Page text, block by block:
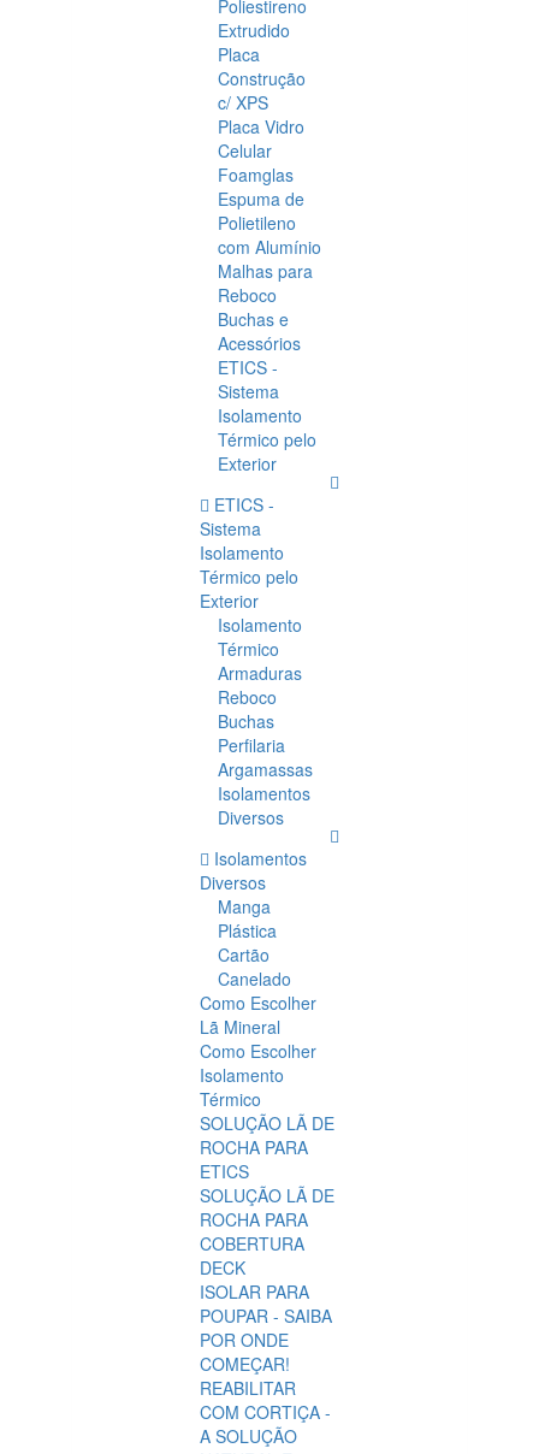
Poliestireno
Extrudido
Placa
Construção
c/ XPS
Placa Vidro
Celular
Foamglas
Espuma de
Polietileno
com Alumínio
Malhas para
Reboco
Buchas e
Acessórios
ETICS -
Sistema
Isolamento
Térmico pelo
Exterior
ETICS -
Sistema
Isolamento
Térmico pelo
Exterior
Isolamento
Térmico
Armaduras
Reboco
Buchas
Perfilaria
Argamassas
Isolamentos
Diversos
Isolamentos
Diversos
Manga
Plástica
Cartão
Canelado
Como Escolher
Lã Mineral
Como Escolher
Isolamento
Térmico
SOLUÇÃO LÃ DE
ROCHA PARA
ETICS
SOLUÇÃO LÃ DE
ROCHA PARA
COBERTURA
DECK
ISOLAR PARA
POUPAR - SAIBA
POR ONDE
COMEÇAR!
REABILITAR
COM CORTIÇA -
A SOLUÇÃO